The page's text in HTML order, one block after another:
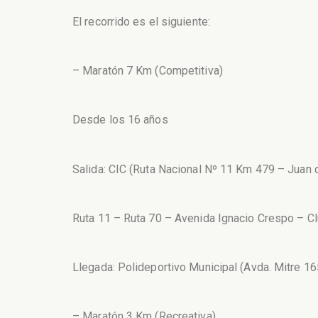
El recorrido es el siguiente:
– Maratón 7 Km (Competitiva)
Desde los 16 años
Salida: CIC (Ruta Nacional Nº 11 Km 479 – Juan
Ruta 11 – Ruta 70 – Avenida Ignacio Crespo –
Llegada: Polideportivo Municipal (Avda. Mitre